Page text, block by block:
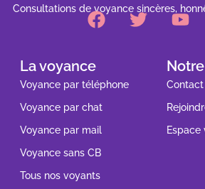
Consultations de voyance sincères,
La voyance
Voyance par téléphone
Voyance par chat
Voyance par mail
Voyance sans CB
Tous nos voyants
Contact
Espace